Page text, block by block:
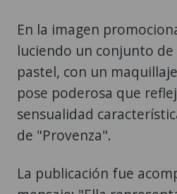
En la imagen
luciendo un conjunto
pastel, con un
pose poderosa que
sensualidad
de "Provenza".
La publicación fue